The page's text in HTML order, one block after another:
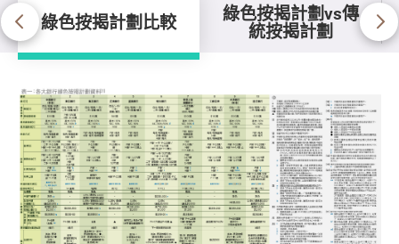
綠色按揭計劃比較 綠色按揭計劃vs傳
統按揭計劃
綠色按揭計劃比較